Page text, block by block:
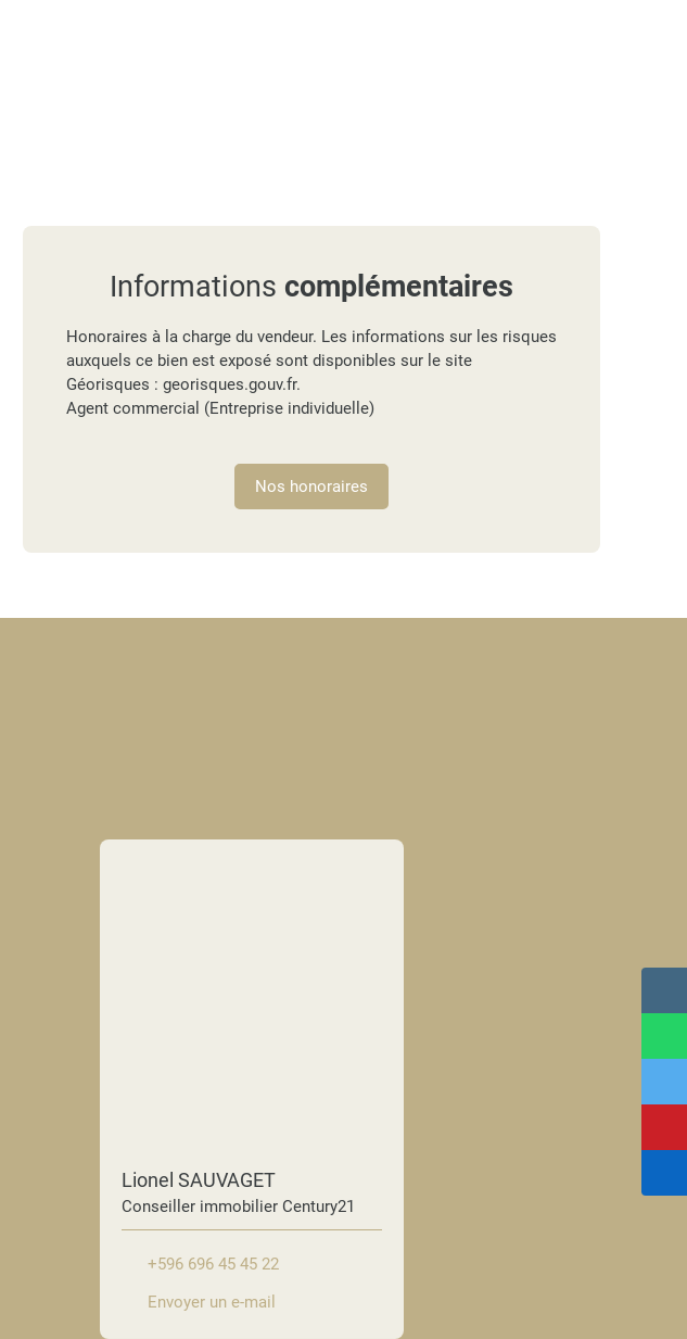
Informations complémentaires
Honoraires à la charge du vendeur. Les informations sur les risques
auxquels ce bien est exposé sont disponibles sur le site
Géorisques : georisques.gouv.fr.
Agent commercial (Entreprise individuelle)
Nos honoraires
Lionel SAUVAGET
Conseiller immobilier Century21
+596 696 45 45 22
Envoyer un e-mail